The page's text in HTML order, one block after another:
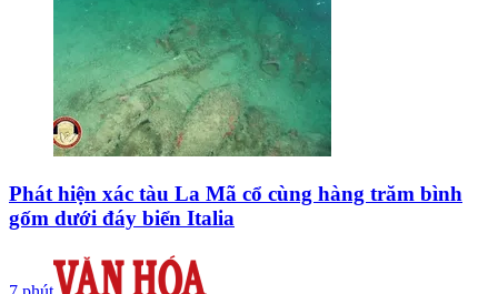
Phát hiện xác tàu La Mã cổ cùng hàng trăm bình
gốm dưới đáy biển Italia